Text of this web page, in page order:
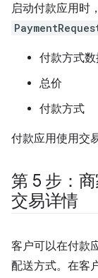
启动付款应用时
付款方式
总价
付款方式
付款应用使用交
第 5 步：
交易详情
客户可以在付款
配送方式。在客